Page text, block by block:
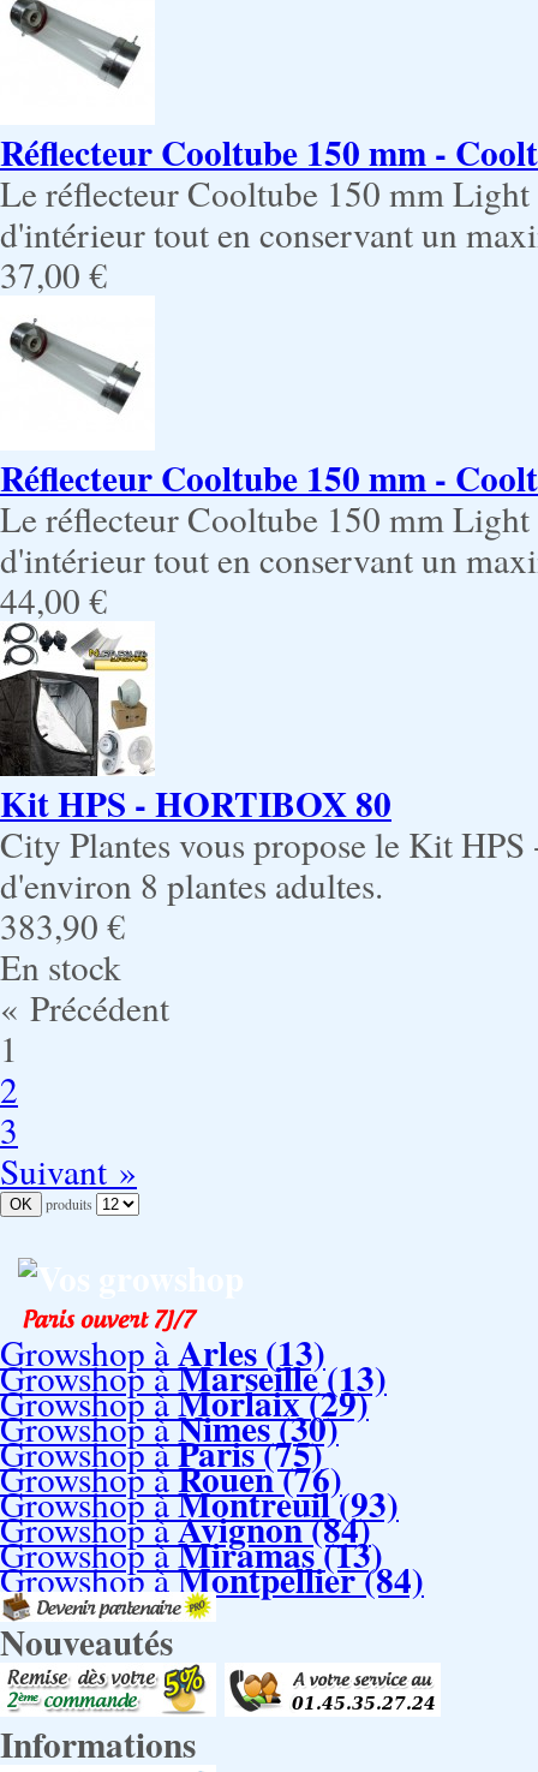
Réflecteur Cooltube 150 mm -
Le réflecteur Cooltube 150 mm
d'intérieur tout en conservant un
37,00 €
Réflecteur Cooltube 150 mm -
Le réflecteur Cooltube 150 mm
d'intérieur tout en conservant un
44,00 €
Kit HPS - HORTIBOX 80
City Plantes vous propose le Kit
d'environ 8 plantes adultes.
383,90 €
En stock
« Précédent
1
2
3
Suivant »
produits
Growshop àArles (13)
Growshop àMarseille (13)
Growshop àMorlaix (29)
Growshop àNimes (30)
Growshop àParis (75)
Growshop àRouen (76)
Growshop àMontreuil (93)
Growshop àAvignon (84)
Growshop àMiramas (13)
Growshop àMontpellier (84)
Nouveautés
Informations